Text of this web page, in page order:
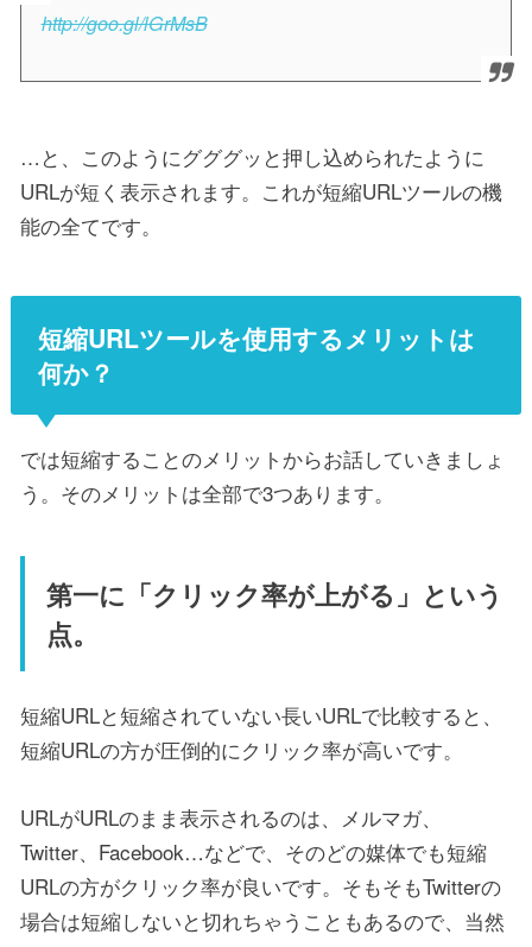
http://goo.gl/lGrMsB
…と、このようにグググッと押し込められたように
URLが短く表示されます。これが短縮URLツールの機
能の全てです。
短縮URLツールを使用するメリットは
何か？
では短縮することのメリットからお話していきましょ
う。そのメリットは全部で3つあります。
第一に「クリック率が上がる」という
点。
短縮URLと短縮されていない長いURLで比較すると、
短縮URLの方が圧倒的にクリック率が高いです。
URLがURLのまま表示されるのは、メルマガ、
Twitter、Facebook…などで、そのどの媒体でも短縮
URLの方がクリック率が良いです。そもそもTwitterの
場合は短縮しないと切れちゃうこともあるので、当然